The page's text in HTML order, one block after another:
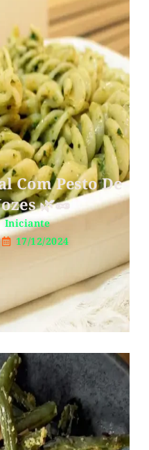
Com Pesto De
🌿🥜
Iniciante
17/12/2024